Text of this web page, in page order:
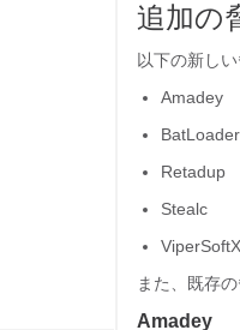
追加の
以下の新し
Amadey
BatLoader
Retadup
Stealc
ViperSoftX
また、既存
Amadey